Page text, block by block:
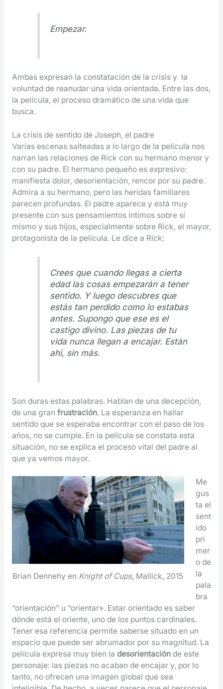
Empezar.
Ambas expresan la constatación de la crisis y la
voluntad de reanudar una vida orientada. Entre las dos,
la película, el proceso dramático de una vida que
busca.
La crisis de sentido de Joseph, el padre
Varias escenas salteadas a lo largo de la película nos
narran las relaciones de Rick con su hermano menor y
con su padre. El hermano pequeño es expresivo:
manifiesta dolor, desorientación, rencor por su padre.
Admira a su hermano, pero las heridas familiares
parecen profundas. El padre aparece y está muy
presente con sus pensamientos íntimos sobre sí
mismo y sus hijos, especialmente sobre Rick, el mayor,
protagonista de la película. Le dice a Rick:
Crees que cuando llegas a cierta
edad las cosas empezarán a tener
sentido. Y luego descubres que
estás tan perdido como lo estabas
antes. Supongo que ese es el
castigo divino. Las piezas de tu
vida nunca llegan a encajar. Están
ahí, sin más.
Son duras estas palabras. Hablan de una decepción,
de una gran frustración. La esperanza en hallar
sentido que se esperaba encontrar con el paso de los
años, no se cumple. En la película se constata esta
situación, no se explica el proceso vital del padre al
que ya vemos mayor.
Brian Dennehy en Knight of Cups, Mallick, 2015
Me
gus
ta el
sent
ido
pri
mer
o de
la
pala
bra
“orientación” u “orientar». Estar orientado es saber
dónde está el oriente, uno de los puntos cardinales.
Tener esa referencia permite saberse situado en un
espacio que puede ser abrumador por su magnitud. La
película expresa muy bien la desorientaciónde este
personaje: las piezas no acaban de encajar y, por lo
tanto, no ofrecen una imagen global que sea